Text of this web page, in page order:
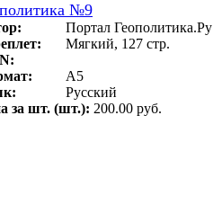
№9
Портал Геополитика.Ру
Мягкий, 127 стр.
А5
Русский
за шт. (шт.): 200.00 руб.